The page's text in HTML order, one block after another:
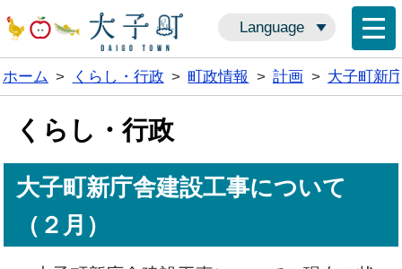
Language
ホーム > くらし・行政 > 町政情報 > 計画 > 大子町新
くらし・行政
大子町新庁舎建設工事について
（２月）